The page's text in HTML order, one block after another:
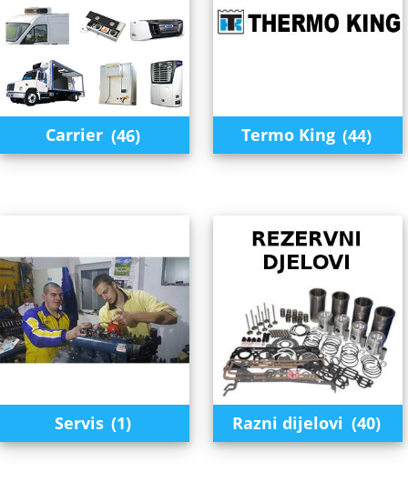
Carrier (46) Termo King (44)
Servis (1) Razni dijelovi (40)